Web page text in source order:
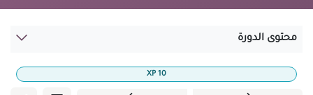
محتوى الدورة
10
XP